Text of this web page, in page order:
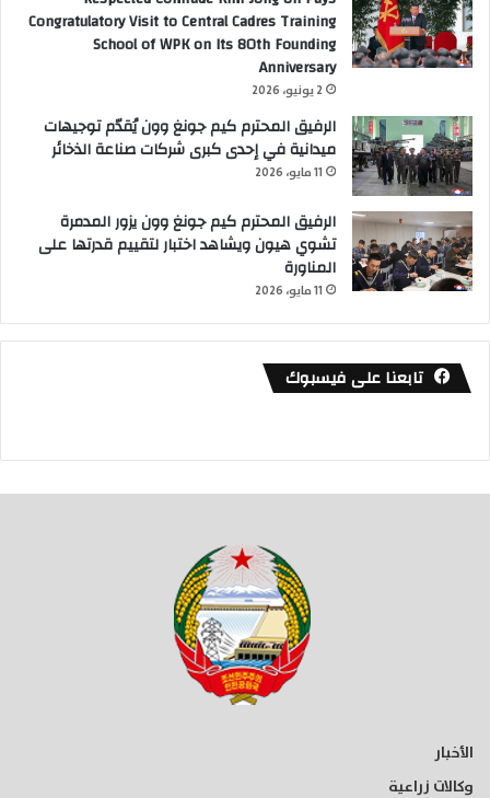
Congratulatory Visit to Central Cadres Training
School of WPK on Its 80th Founding
Anniversary
2 يونيو، 2026
الرفيق المحترم كيم جونغ وون يُقدّم توجيهات
ميدانية في إحدى كبرى شركات صناعة الذخائر
11 مايو، 2026
الرفيق المحترم كيم جونغ وون يزور المدمرة
تشوي هيون ويشاهد اختبار لتقييم قدرتها على
المناورة
11 مايو، 2026
تابعنا على فيسبوك
الأخبار
وكالات زراعية